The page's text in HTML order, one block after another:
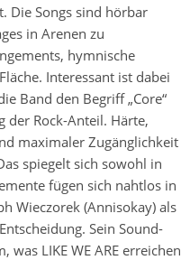
Die Songs sind hörbar
in Arenen zu
hymnische
Interessant ist dabei
Band den Begriff „Core“
der Rock-Anteil. Härte,
maximaler Zugänglichkeit
spiegelt sich sowohl in
fügen sich nahtlos in
Wieczorek (Annisokay) als
Sein Sound-
LIKE WE ARE erreichen